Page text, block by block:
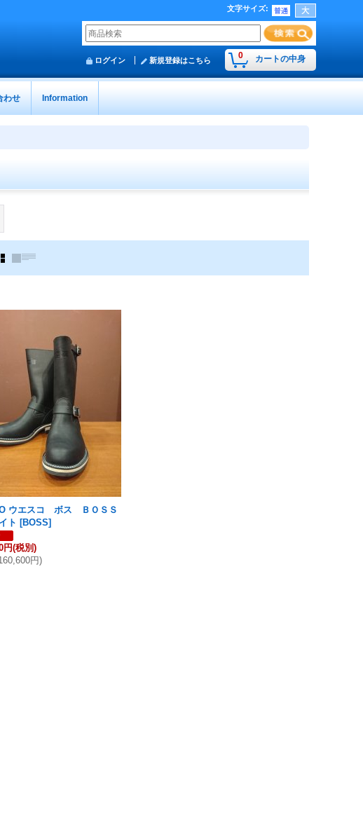
文字サイズ:
0 カートの中身
ログイン 新規登録はこちら
わせ Information
ウエスコ ボス ＢＯＳＳ
ト [BOSS]
円(税別)
円)